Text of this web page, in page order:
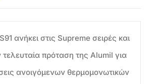
ανήκει στις Supreme σειρές και
τελευταία πρόταση της Alumil για
ανοιγόμενων θερμομονωτικών